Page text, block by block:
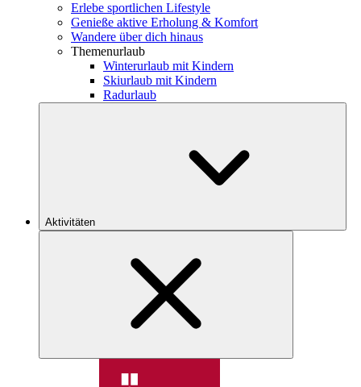
Erlebe sportlichen Lifestyle
Genieße aktive Erholung & Komfort
Wandere über dich hinaus
Themenurlaub
Winterurlaub mit Kindern
Skiurlaub mit Kindern
Radurlaub
Aktivitäten